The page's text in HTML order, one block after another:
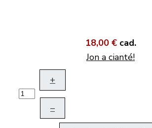
18,00 € cad.
Jon a cianté!
+
–